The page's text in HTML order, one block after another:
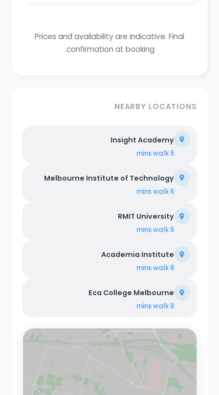
Prices and availability are indicative. Final
confirmation at booking.
NEARBY LOCATIONS
Insight Academy
6 mins
walk
Melbourne Institute of Technology
6 mins
walk
RMIT University
6 mins
walk
Academia Institute
8 mins
walk
Eca College Melbourne
8 mins
walk